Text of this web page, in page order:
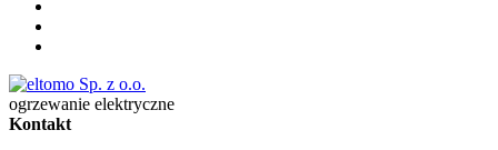
ogrzewanie elektryczne
Kontakt